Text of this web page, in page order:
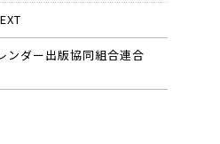
ンダー出版協同組合連合